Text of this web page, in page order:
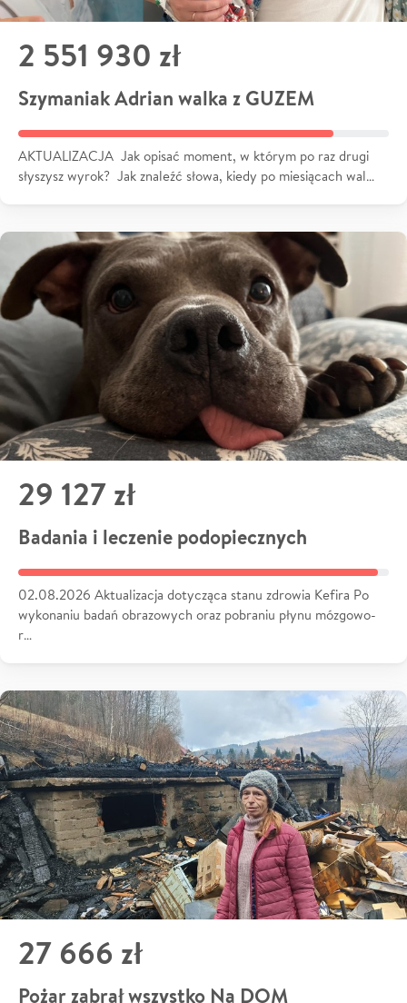
2 551 930 zł
Szymaniak Adrian walka z GUZEM
AKTUALIZACJA Jak opisać moment, w którym po raz drugi
słyszysz wyrok? Jak znaleźć słowa, kiedy po miesiącach wal…
29 127 zł
Badania i leczenie podopiecznych
02.08.2026 Aktualizacja dotycząca stanu zdrowia Kefira Po
wykonaniu badań obrazowych oraz pobraniu płynu mózgowo-
r…
27 666 zł
Pożar zabrał wszystko Na DOM